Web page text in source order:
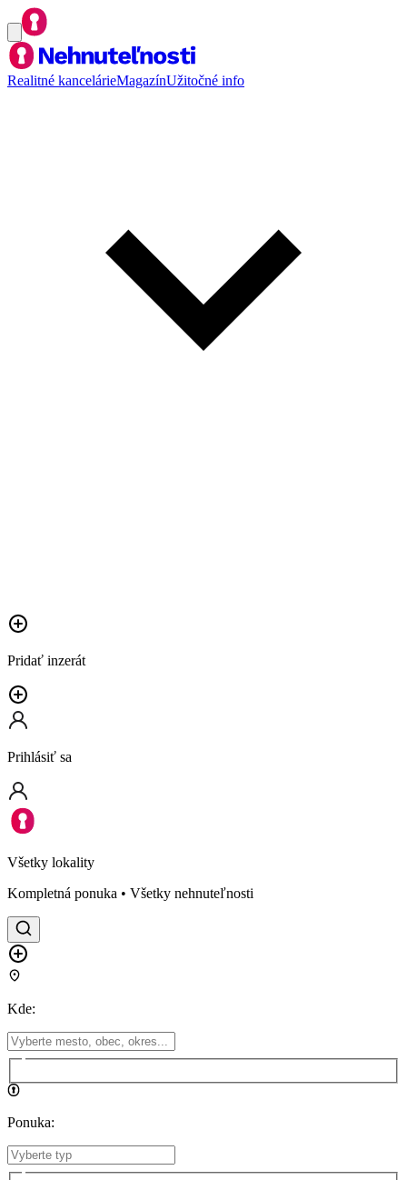
Realitné kancelárieMagazínUžitočné info
Pridať inzerát
Prihlásiť sa
Všetky lokality
Kompletná ponuka • Všetky nehnuteľnosti
Kde:
Ponuka: